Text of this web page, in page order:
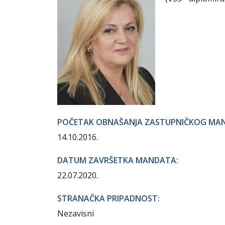
POČETAK OBNAŠANJA ZASTUPNIČKOG
14.10.2016.
DATUM ZAVRŠETKA MANDATA:
22.07.2020.
STRANAČKA PRIPADNOST:
Nezavisni